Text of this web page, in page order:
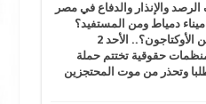
والإنذار والدفاع في مصر
إلى ميناء دمياط ومن المستفيد؟
إسرائيل أم إيران؟ وأين الأوكتاجون؟.. الأحد 2
2026م.. 8 منظمات حقوقية تختتم حملة
أتنفس” بـ13 مطلبا وتحذر من موت المحتجزين